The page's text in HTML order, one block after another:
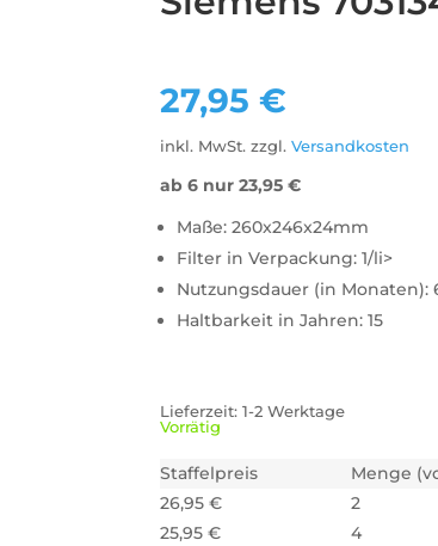
27,95€
inkl. MwSt. zzgl.Versandkosten
ab 6 nur23,95€
Maße: 260x246x24mm
Filter in Verpackung: 1/li>
Nutzungsdauer (in Monaten):
Haltbarkeit in Jahren: 15
Lieferzeit:1-2 Werktage
Vorrätig
Staffelpreis Menge
26,95€ 2
25,95€ 4